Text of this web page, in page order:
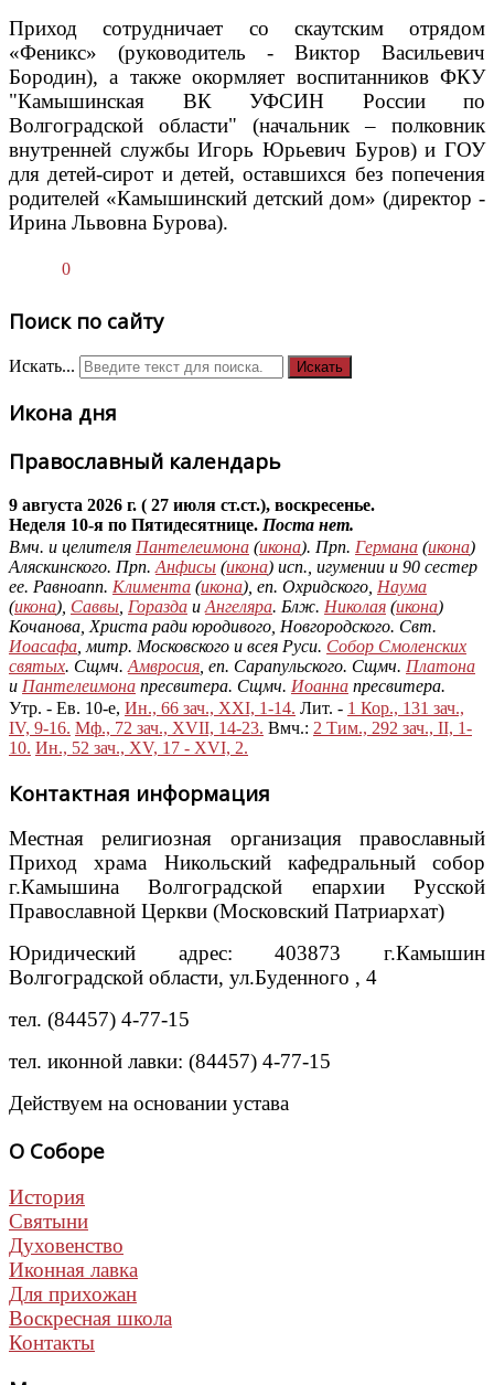
Приход сотрудничает со скаутским отрядом
«Феникс» (руководитель - Виктор Васильевич
Бородин), а также окормляет воспитанников ФКУ
"Камышинская ВК УФСИН России по
Волгоградской области" (начальник – полковник
внутренней службы Игорь Юрьевич Буров) и ГОУ
для детей-сирот и детей, оставшихся без попечения
родителей «Камышинский детский дом» (директор -
Ирина Львовна Бурова).
0
Поиск по сайту
Искать... Искать
Икона дня
Православный календарь
9 августа 2026 г. ( 27 июля ст.ст.), воскресенье.
Неделя 10-я по Пятидесятнице. Поста нет.
Вмч. и целителя Пантелеимона (икона). Прп. Германа (икона)
Аляскинского. Прп. Анфисы (икона) исп., игумении и 90 сестер
ее. Равноапп. Климента (икона), еп. Охридского, Наума
(икона), Саввы Горазда и Ангеляра. Блж. Николая (икона)
Кочанова, Христа ради юродивого, Новгородского. Свт.
Иоасафа , митр. Московского и всея Руси. Собор Смоленских
святых. Сщмч. Амвросия , еп. Сарапульского. Сщмч. Платона
и Пантелеимона пресвитера. Сщмч. Иоанна пресвитера.
Утр. - Ев. 10-е, Ин., 66 зач., XXI, 1-14. Лит. - 1 Кор., 131 зач.,
IV, 9-16. Мф., 72 зач., XVII, 14-23. Вмч.: 2 Тим., 292 зач., II, 1-
10. Ин., 52 зач., XV, 17 - XVI, 2.
Контактная информация
Местная религиозная организация православный
Приход храма Никольский кафедральный собор
г.Камышина Волгоградской епархии Русской
Православной Церкви (Московский Патриархат)
Юридический адрес: 403873 г.Камышин
Волгоградской области, ул.Буденного , 4
тел. (84457) 4-77-15
тел. иконной лавки: (84457) 4-77-15
Действуем на основании устава
О Соборе
История
Святыни
Духовенство
Иконная лавка
Для прихожан
Воскресная школа
Контакты